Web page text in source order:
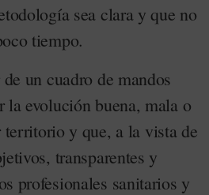
sea clara y que no
tiempo.
un cuadro de mandos
la evolución buena, mala o
territorio y que, a la vista de
transparentes y
profesionales sanitarios y